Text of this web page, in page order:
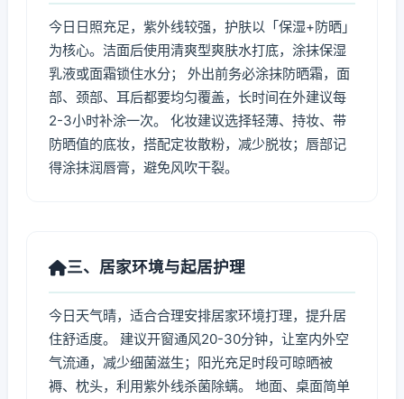
今日日照充足，紫外线较强，护肤以「保湿+防晒」
为核心。洁面后使用清爽型爽肤水打底，涂抹保湿
乳液或面霜锁住水分； 外出前务必涂抹防晒霜，面
部、颈部、耳后都要均匀覆盖，长时间在外建议每
2-3小时补涂一次。 化妆建议选择轻薄、持妆、带
防晒值的底妆，搭配定妆散粉，减少脱妆；唇部记
得涂抹润唇膏，避免风吹干裂。
三、居家环境与起居护理
今日天气晴，适合合理安排居家环境打理，提升居
住舒适度。 建议开窗通风20-30分钟，让室内外空
气流通，减少细菌滋生；阳光充足时段可晾晒被
褥、枕头，利用紫外线杀菌除螨。 地面、桌面简单